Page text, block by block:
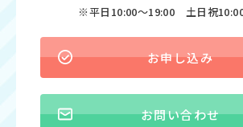
※平日10:00〜19:00 土日祝
お申し込み
お問い合わせ